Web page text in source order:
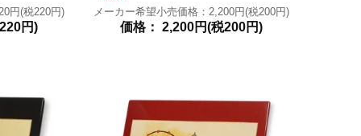
円(税220円)
円)
メーカー希望小売価格：2,200円(税200円)
価格： 2,200円(税200円)